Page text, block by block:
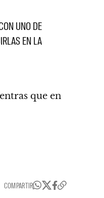
UNO DE
EN LA
que en
COMPARTIR